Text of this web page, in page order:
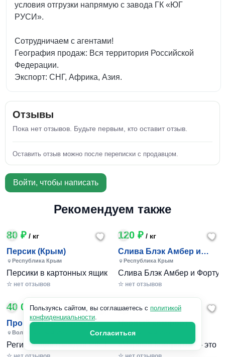
условия отгрузки напрямую с завода ГК «ЮГ
РУСИ».
Сотрудничаем с агентами!
География продаж: Вся территория Российской
Федерации.
Экспорт: СНГ, Африка, Азия.
Отзывы
Пока нет отзывов. Будьте первым, кто оставит отзыв.
Оставить отзыв можно после переписки с продавцом.
Войти, чтобы написать
Рекомендуем также
80 ₽ / кг
Персик (Крым)
Республика Крым
Персики в картонных ящиках по 7-10 кг. Цена 80-200 руб
☆ нет отзывов
120 ₽/ кг
Слива Блэк Амбер и
Фортуна (Крым)
Республика Крым
Слива Блэк Амбер и
☆ нет отзывов
40 000 ₽
Пропишу временно и
постоянно в Волжском
Волгоградская область
Регистрация граждан РФ. Временная и постоянная
240 801 ₽/ 1шт
Черный комфорт
Московская область
«Черный Комфорт» — это
Пользуясь сайтом, вы соглашаетесь с политикой
конфиденциальности.
Согласиться